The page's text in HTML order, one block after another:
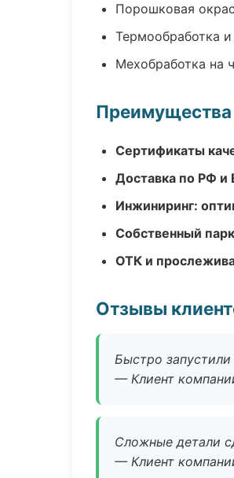
Порошковая
Термообработка
Мехобработка на
Сертификаты
Доставка по РФ и
Инжиниринг:
Собственный
ОТК и
Отзывы
Быстро
— Клиент
Сложные детали
— Клиент